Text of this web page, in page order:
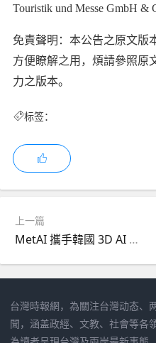
Touristik und Messe GmbH &
免責聲明：本公告之原文版
方便瞭解之用，煩請參照原
力之版本。
标签：
上一篇
MetAI 攜手韓國 3D AI 技術公司 NdotLight，共建全球 Physical AI 生態系
台灣時報網，為關注台灣动态、
聞，涵盖政經、文教、社會等各